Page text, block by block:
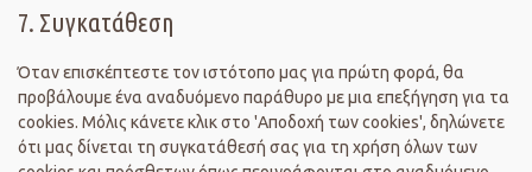
7. Συγκατάθεση
Όταν επισκέπτεστε τον ιστότοπο μας για πρώτη φορά, θα
προβάλουμε ένα αναδυόμενο παράθυρο με μια επεξήγηση για τα
cookies. Μόλις κάνετε κλικ στο 'Αποδοχή των cookies', δηλώνετε
ότι μας δίνεται τη συγκατάθεσή σας για τη χρήση όλων των